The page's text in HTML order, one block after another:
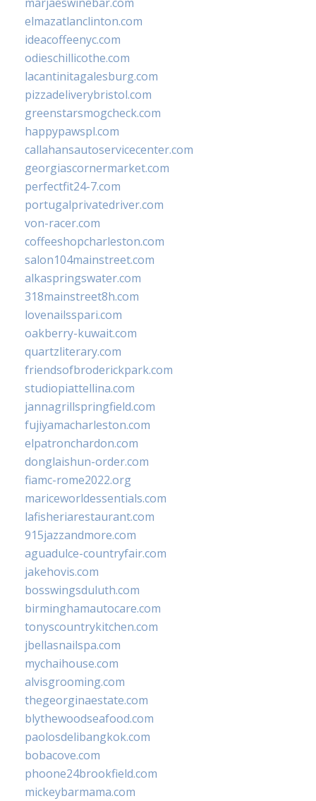
elmazatlanclinton.com
ideacoffeenyc.com
odieschillicothe.com
lacantinitagalesburg.com
pizzadeliverybristol.com
greenstarsmogcheck.com
happypawspl.com
callahansautoservicecenter.com
georgiascornermarket.com
perfectfit24-7.com
portugalprivatedriver.com
von-racer.com
coffeeshopcharleston.com
salon104mainstreet.com
alkaspringswater.com
318mainstreet8h.com
lovenailsspari.com
oakberry-kuwait.com
quartzliterary.com
friendsofbroderickpark.com
studiopiattellina.com
jannagrillspringfield.com
fujiyamacharleston.com
elpatronchardon.com
donglaishun-order.com
fiamc-rome2022.org
mariceworldessentials.com
lafisheriarestaurant.com
915jazzandmore.com
aguadulce-countryfair.com
jakehovis.com
bosswingsduluth.com
birminghamautocare.com
tonyscountrykitchen.com
jbellasnailspa.com
mychaihouse.com
alvisgrooming.com
thegeorginaestate.com
blythewoodseafood.com
paolosdelibangkok.com
bobacove.com
phoone24brookfield.com
mickeybarmama.com